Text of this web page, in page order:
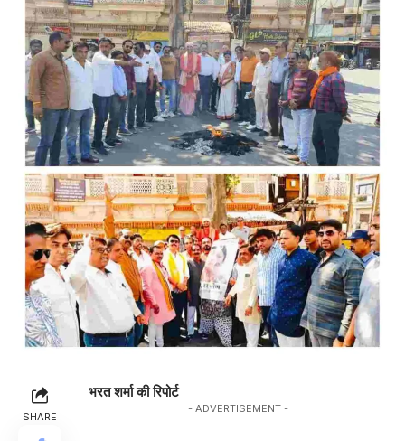
SHARE
भरत शर्मा की रिपोर्ट
- ADVERTISEMENT -